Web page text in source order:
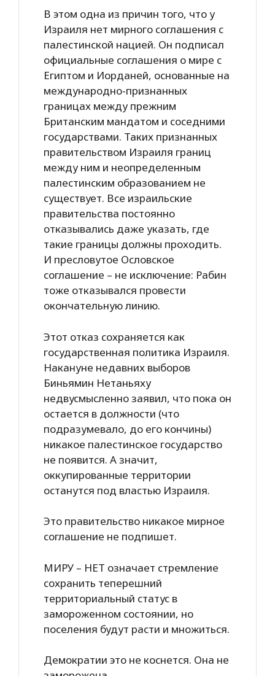
В этом одна из причин того, что у
Израиля нет мирного соглашения с
палестинской нацией. Он подписал
официальные соглашения о мире с
Египтом и Иорданей, основанные на
международно-признанных
границах между прежним
Британским мандатом и соседними
государствами. Таких признанных
правительством Израиля границ
между ним и неопределенным
палестинским образованием не
существует. Все израильские
правительства постоянно
отказывались даже указать, где
такие границы должны проходить.
И пресловутое Ословское
соглашение – не исключение: Рабин
тоже отказывался провести
окончательную линию.
Этот отказ сохраняется как
государственная политика Израиля.
Накануне недавних выборов
Биньямин Нетаньяху
недвусмысленно заявил, что пока он
остается в должности (что
подразумевало, до его кончины)
никакое палестинское государство
не появится. А значит,
оккупированные территории
останутся под властью Израиля.
Это правительство никакое мирное
соглашение не подпишет.
МИРУ – НЕТ означает стремление
сохранить теперешний
территориальный статус в
замороженном состоянии, но
поселения будут расти и множиться.
Демократии это не коснется. Она не